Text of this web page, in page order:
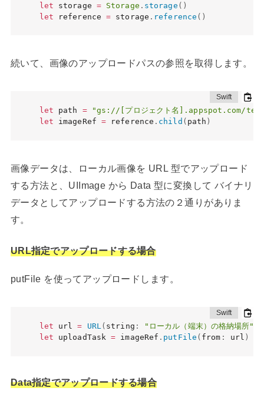
let storage = Storage . storage ( )
let reference = storage . reference ( )
続いて、画像のアップロードパスの参照を取得します。
let path =
"gs://[プロジェクト名].appspot.com/
let imageRef = reference . child ( path )
画像データは、ローカル画像を URL 型でアップロード
する方法と、UIImage から Data 型に変換して バイナリ
データとしてアップロードする方法の２通りがありま
す。
URL指定でアップロードする場合
putFile を使ってアップロードします。
let url = URL ( string : "ローカル（端末）の格納場所"
let uploadTask = imageRef . putFile ( from : url )
Data指定でアップロードする場合